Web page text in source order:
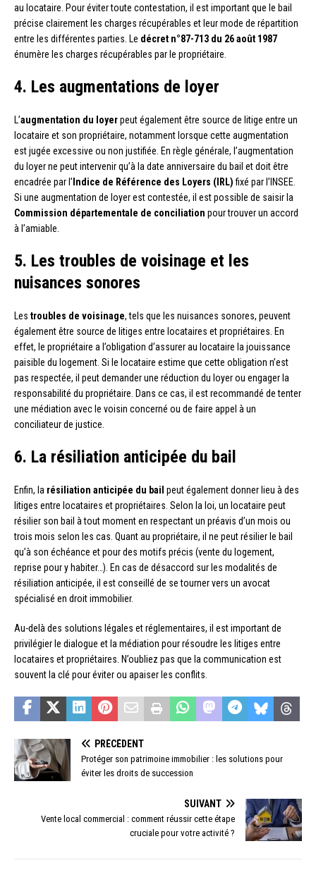
au locataire. Pour éviter toute contestation, il est important que le bail
précise clairement les charges récupérables et leur mode de répartition
entre les différentes parties. Le décret n°87-713 du 26 août 1987
énumère les charges récupérables par le propriétaire.
4. Les augmentations de loyer
L’augmentation du loyerpeut également être source de litige entre un
locataire et son propriétaire, notamment lorsque cette augmentation
est jugée excessive ou non justifiée. En règle générale, l’augmentation
du loyer ne peut intervenir qu’à la date anniversaire du bail et doit être
encadrée par l’ Indice de Référence des Loyers (IRL)fixé par l’INSEE.
Si une augmentation de loyer est contestée, il est possible de saisir la
Commission départementale de conciliation pour trouver un accord
à l’amiable.
5. Les troubles de voisinage et les
nuisances sonores
Les troubles de voisinage, tels que les nuisances sonores, peuvent
également être source de litiges entre locataires et propriétaires. En
effet, le propriétaire a l’obligation d’assurer au locataire la jouissance
paisible du logement. Si le locataire estime que cette obligation n’est
pas respectée, il peut demander une réduction du loyer ou engager la
responsabilité du propriétaire. Dans ce cas, il est recommandé de tenter
une médiation avec le voisin concerné ou de faire appel à un
conciliateur de justice.
6. La résiliation anticipée du bail
Enfin, la résiliation anticipée du bail peut également donner lieu à des
litiges entre locataires et propriétaires. Selon la loi, un locataire peut
résilier son bail à tout moment en respectant un préavis d’un mois ou
trois mois selon les cas. Quant au propriétaire, il ne peut résilier le bail
qu’à son échéance et pour des motifs précis (vente du logement,
reprise pour y habiter…). En cas de désaccord sur les modalités de
résiliation anticipée, il est conseillé de se tourner vers un avocat
spécialisé en droit immobilier.
Au-delà des solutions légales et réglementaires, il est important de
privilégier le dialogue et la médiation pour résoudre les litiges entre
locataires et propriétaires. N’oubliez pas que la communication est
souvent la clé pour éviter ou apaiser les conflits.
PRÉCÉDENT
Protéger son patrimoine immobilier : les solutions pour
éviter les droits de succession
SUIVANT
Vente local commercial : comment réussir cette étape
cruciale pour votre activité ?